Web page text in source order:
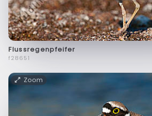
Flussregenpfeifer
f28651
Zoom